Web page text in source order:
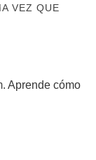
VEZ QUE
Aprende cómo